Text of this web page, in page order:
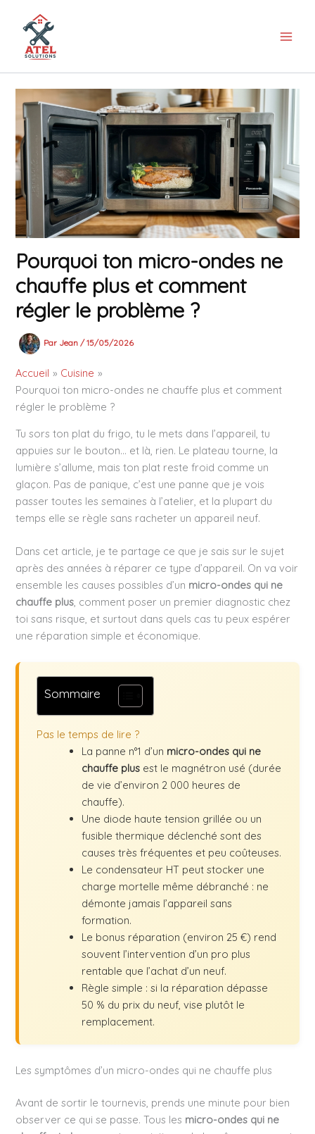
contenu
Pourquoi ton micro-ondes ne
chauffe plus et comment
régler le problème ?
Par Jean /15/05/2026
Accueil
Cuisine
Pourquoi ton micro-ondes ne chauffe plus et comment
régler le problème ?
Tu sors ton plat du frigo, tu le mets dans l’appareil, tu
appuies sur le bouton… et là, rien. Le plateau tourne, la
lumière s’allume, mais ton plat reste froid comme un
glaçon. Pas de panique, c’est une panne que je vois
passer toutes les semaines à l’atelier, et la plupart du
temps elle se règle sans racheter un appareil neuf.
Dans cet article, je te partage ce que je sais sur le sujet
après des années à réparer ce type d’appareil. On va voir
ensemble les causes possibles d’un micro-ondes qui ne
chauffe plus, comment poser un premier diagnostic chez
toi sans risque, et surtout dans quels cas tu peux espérer
une réparation simple et économique.
Sommaire
Pas le temps de lire ?
La panne n°1 d’un micro-ondes qui ne
chauffe plus est le magnétron usé (durée
de vie d’environ 2 000 heures de
chauffe).
Une diode haute tension grillée ou un
fusible thermique déclenché sont des
causes très fréquentes et peu coûteuses.
Le condensateur HT peut stocker une
charge mortelle même débranché : ne
démonte jamais l’appareil sans
formation.
Le bonus réparation (environ 25 €) rend
souvent l’intervention d’un pro plus
rentable que l’achat d’un neuf.
Règle simple : si la réparation dépasse
50 % du prix du neuf, vise plutôt le
remplacement.
Les symptômes d’un micro-ondes qui ne chauffe plus
Avant de sortir le tournevis, prends une minute pour bien
observer ce qui se passe. Tous les micro-ondes qui ne